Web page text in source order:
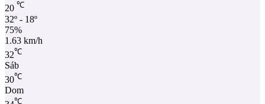
20 ℃
32º - 18º
75%
1.63 km/h
32℃
Sáb
30℃
Dom
℃